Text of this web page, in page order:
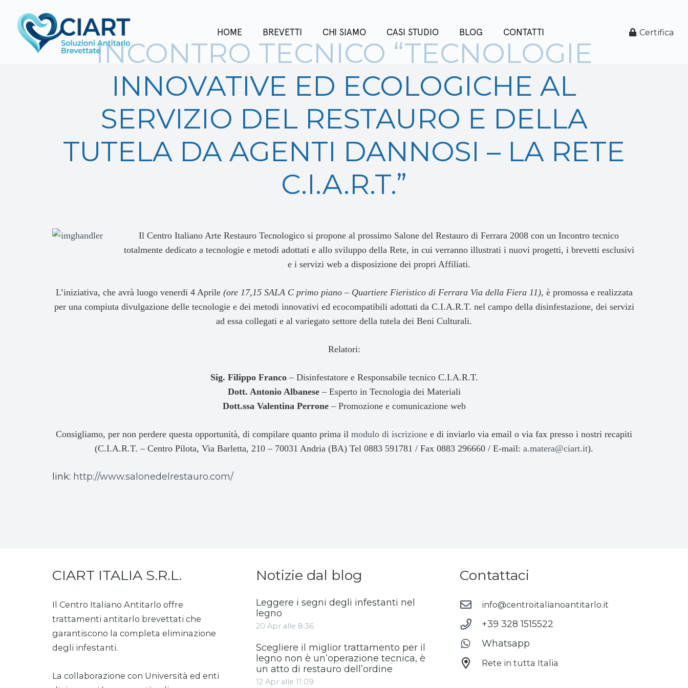
HOME BREVETTI CHI SIAMO CASI STUDIO BLOG CONTATTI Certifica
INCONTRO TECNICO “TECNOLOGIE
INNOVATIVE ED ECOLOGICHE AL
SERVIZIO DEL RESTAURO E DELLA
TUTELA DA AGENTI DANNOSI – LA RETE
C.I.A.R.T.”
Il Centro Italiano Arte Restauro Tecnologico si propone al prossimo Salone del Restauro di Ferrara 2008 con un Incontro tecnico
totalmente dedicato a tecnologie e metodi adottati e allo sviluppo della Rete, in cui verranno illustrati i nuovi progetti, i brevetti esclusivi
e i servizi web a disposizione dei propri Affiliati.
L’iniziativa, che avrà luogo venerdi 4 Aprile (ore 17,15 SALA C primo piano – Quartiere Fieristico di Ferrara Via della Fiera 11 ), è promossa e realizzata
per una compiuta divulgazione delle tecnologie e dei metodi innovativi ed ecocompatibili adottati da C.I.A.R.T. nel campo della disinfestazione, dei servizi
ad essa collegati e al variegato settore della tutela dei Beni Culturali.
Relatori:
Sig. Filippo Franco– Disinfestatore e Responsabile tecnico C.I.A.R.T.
Dott. Antonio Albanese– Esperto in Tecnologia dei Materiali
Dott.ssa Valentina Perrone– Promozione e comunicazione web
Consigliamo, per non perdere questa opportunità, di compilare quanto prima il modulo di iscrizione e di inviarlo via email o via fax presso i nostri recapiti
(C.I.A.R.T. – Centro Pilota, Via Barletta, 210 – 70031 Andria (BA) Tel 0883 591781 / Fax 0883 296660 / E-mail: a.matera@ciart.it).
link: http://www.salonedelrestauro.com/
CIART ITALIA S.R.L.
Il Centro Italiano Antitarlo offre
trattamenti antitarlo brevettati che
garantiscono la completa eliminazione
degli infestanti.
La collaborazione con Università ed enti
Notizie dal blog
Leggere i segni degli infestanti nel
legno
20 Apr alle 8:36
Scegliere il miglior trattamento per il
legno non è un’operazione tecnica, è
un atto di restauro dell’ordine
12 Apr alle 11:09
Contattaci
info@centroitalianoantitarlo.it
+39 328 1515522
Whatsapp
Rete in tutta Italia